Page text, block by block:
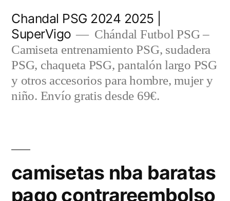
contenido
Chandal PSG 2024 2025 |
SuperVigo
Chándal Futbol PSG –
Camiseta entrenamiento PSG, sudadera
PSG, chaqueta PSG, pantalón largo PSG
y otros accesorios para hombre, mujer y
niño. Envío gratis desde 69€.
camisetas nba baratas
pago contrareembolso